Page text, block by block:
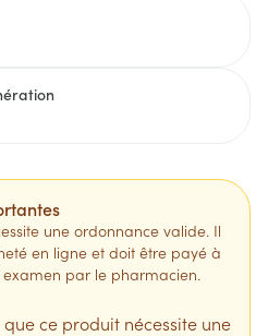
une ordonnance valide. Il
en ligne et doit être payé à
par le pharmacien.
que ce produit nécessite une